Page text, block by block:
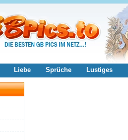
Liebe Sprüche Lustiges